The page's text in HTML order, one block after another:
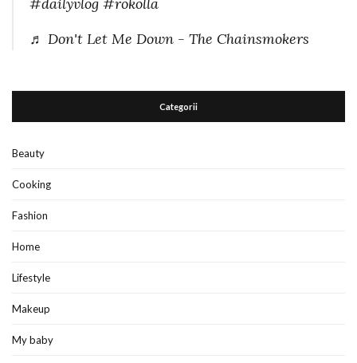
♬ Don't Let Me Down - The Chainsmokers
Categorii
Beauty
Cooking
Fashion
Home
Lifestyle
Makeup
My baby